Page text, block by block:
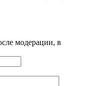
модерации, в